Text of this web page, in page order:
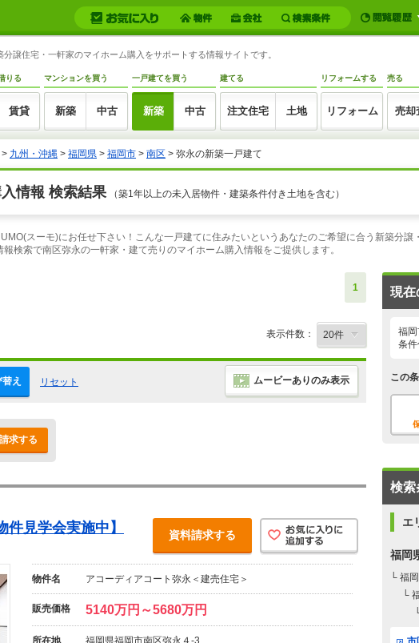
譲住宅・一軒家のマイホーム購入をサポートする情報サイトです。
りる
賃貸
マンションを買う
新築 中古
一戸建てを買う
新築 中古
建てる
注文住宅 土地
リフォームする
リフォーム
売る
売却
> 九州・沖縄 > 福岡県 > 福岡市 > 南区 > 弥永の新築一戸建て
情報 検索結果 （築1年以上の未入居物件・建築条件付き土地を含む）
スーモ)にお任せ下さい！こんな一戸建てに住みたいというあなたのご希望に合う新築分譲
検索で南区弥永の一軒家・建て売りのマイホーム購入情報をご提供します。
1
表示件数：
え リセット ムービーありのみ表示
求する
件見学会実施中】 資料請求する
物件名 アコーディアコート弥永＜建売住宅＞
販売価格 5140万円～5680万円
所在地
福岡県福岡市南区弥永４-3
現在
福岡
条
この
検索
エ
福岡
└ 福
└